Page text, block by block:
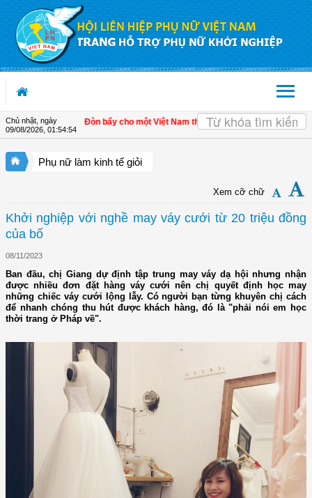
Truy cập nội dung luôn
Chủ nhật, ngày
09/08/2026 01:54:54
kinh tế tư nhân - Đòn bẩy cho một Việt Nam thịnh vượng | Hội LHPN tỉnh
Phụ nữ làm kinh tế giỏi
Xem cỡ chữ
Khởi nghiệp với nghề may váy cưới từ 20 triệu đồng
của bố
08/11/2023
Ban đầu, chị Giang dự định tập trung may váy dạ hội nhưng nhận
được nhiều đơn đặt hàng váy cưới nên chị quyết định học may
những chiếc váy cưới lộng lẫy. Có người bạn từng khuyên chị cách
để nhanh chóng thu hút được khách hàng, đó là "phải nói em học
thời trang ở Pháp về".